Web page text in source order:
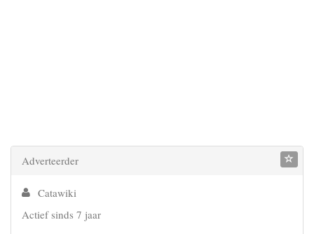
Adverteerder
Catawiki
Actief sinds 7 jaar